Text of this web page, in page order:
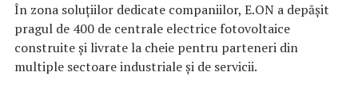
În zona soluţiilor dedicate companiilor, E.ON a depăşit
pragul de 400 de centrale electrice fotovoltaice
construite şi livrate la cheie pentru parteneri din
multiple sectoare industriale şi de servicii.